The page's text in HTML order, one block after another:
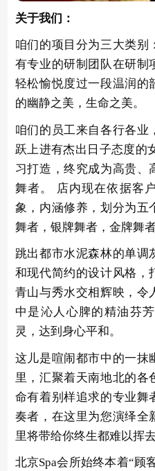
关于我们：
咱们的项目分为三大类别
有专业的研制团队在研制
轻松愉悦度过一段温润的
的幽静之美，生命之美。
咱们的员工来自各行各业
跃上进有杰出日子态度的
习打造，终究成为高贵、
舞者。 店内现在依据客
象，内涵修养，划分为五
舞者，银牌舞者，金牌舞
跳出都市水泥森林的单调
和现代简约的设计风格，
青山与秀水交相辉映，令
中是沁人心脾的精油芬
灵，达到身心平和。
这儿是喧闹都市中的一抹
里，汇聚着天南地北的各
命有着别样追求的专业舞
奏者，在这里为您演绎全
里将带给你终生都难以挥
北京Spa会所始终本着“顾